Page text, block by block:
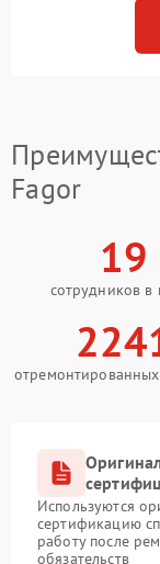
Fagor
19
сотрудников в
отремонтированных
Используются
сертификацию
работу после
обязательств